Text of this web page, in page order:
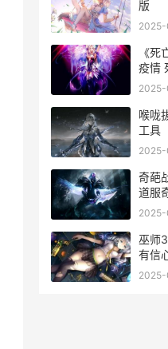
版
2025-
《死
疫情
2025-
喉咙
工具
2025-
奇葩
道服
2025-
巫师
有信
三编
2025-